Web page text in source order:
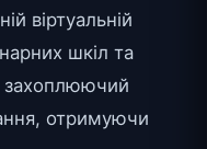
віртуальній
шкіл та
захоплюючий
отримуючи